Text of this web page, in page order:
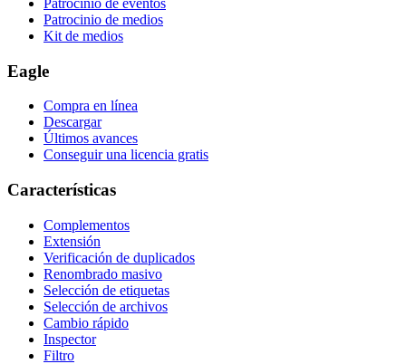
Patrocinio de eventos
Patrocinio de medios
Kit de medios
Eagle
Compra en línea
Descargar
Últimos avances
Conseguir una licencia gratis
Características
Complementos
Extensión
Verificación de duplicados
Renombrado masivo
Selección de etiquetas
Selección de archivos
Cambio rápido
Inspector
Filtro